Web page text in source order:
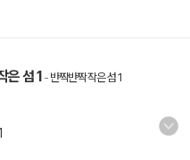
은 섬 1 - 반짝반짝 작은 섬 1